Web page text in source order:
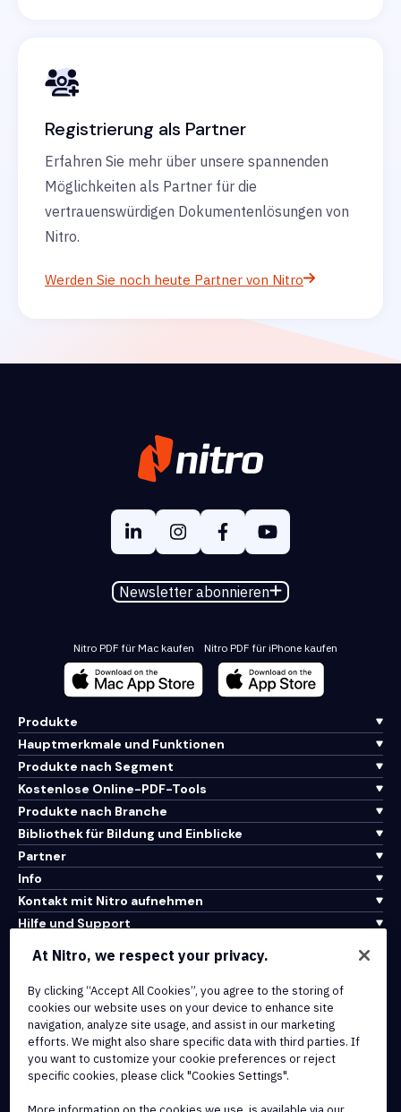
Registrierung als Partner
Erfahren Sie mehr über unsere spannenden
Möglichkeiten als Partner für die
vertrauenswürdigen Dokumentenlösungen von
Nitro.
Werden Sie noch heute Partner von Nitro
Newsletter abonnieren
Nitro PDF für Mac kaufen Nitro PDF für iPhone kaufen
Produkte
Hauptmerkmale und Funktionen
Produkte nach Segment
Kostenlose Online-PDF-Tools
Produkte nach Branche
Bibliothek für Bildung und Einblicke
Partner
Info
Kontakt mit Nitro aufnehmen
Hilfe und Support
Nutzungsbedingungen
Cookie-Richtlinie
Copyright-Richtlinie
Alle Bedingungen und Richtlinien
At Nitro, we respect your privacy.
By clicking “Accept All Cookies”, you agree to the storing of
cookies our website uses on your device to enhance site
navigation, analyze site usage, and assist in our marketing
efforts. We might also share specific data with third parties. If
you want to customize your cookie preferences or reject
specific cookies, please click "Cookies Settings".